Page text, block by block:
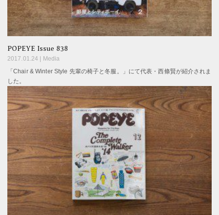
POPEYE Issue 838
2017.01.24 | Media
「Chair & Winter Style 先輩の椅子と冬服。」にて代表・西條賢が紹介されま
した。